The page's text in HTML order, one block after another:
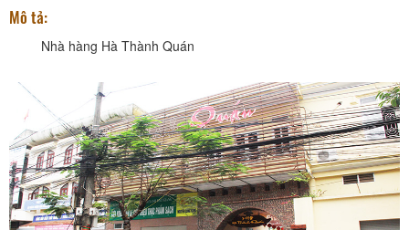
Mô tả:
Nhà hàng Hà Thành Quán